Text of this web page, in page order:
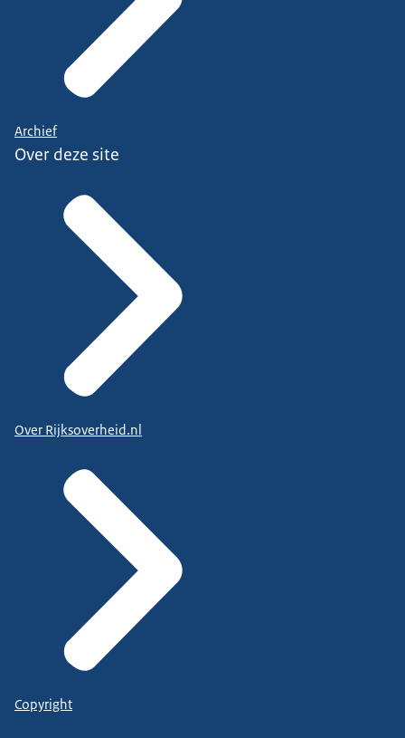
Archief
Over deze site
Over Rijksoverheid.nl
Copyright